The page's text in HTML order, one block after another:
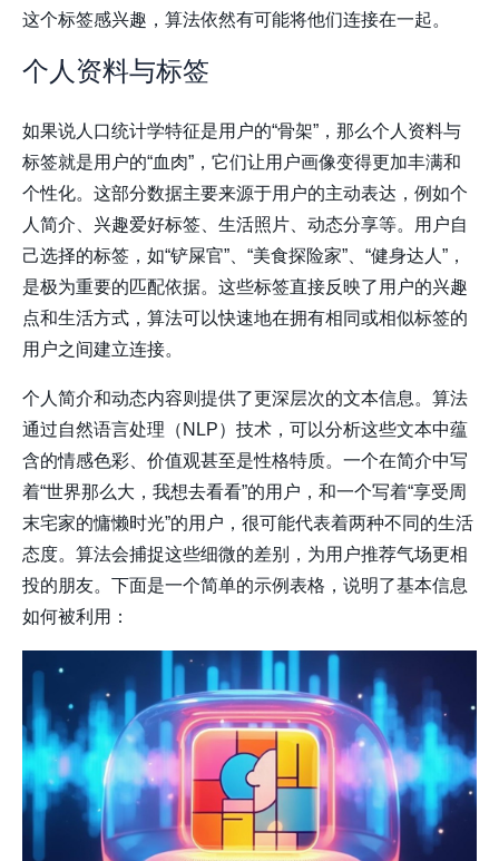
这个标签感兴趣，算法依然有可能将他们连接在一起。
个人资料与标签
如果说人口统计学特征是用户的“骨架”，那么个人资料与
标签就是用户的“血肉”，它们让用户画像变得更加丰满和
个性化。这部分数据主要来源于用户的主动表达，例如个
人简介、兴趣爱好标签、生活照片、动态分享等。用户自
己选择的标签，如“铲屎官”、“美食探险家”、“健身达人”，
是极为重要的匹配依据。这些标签直接反映了用户的兴趣
点和生活方式，算法可以快速地在拥有相同或相似标签的
用户之间建立连接。
个人简介和动态内容则提供了更深层次的文本信息。算法
通过自然语言处理（NLP）技术，可以分析这些文本中蕴
含的情感色彩、价值观甚至是性格特质。一个在简介中写
着“世界那么大，我想去看看”的用户，和一个写着“享受周
末宅家的慵懒时光”的用户，很可能代表着两种不同的生活
态度。算法会捕捉这些细微的差别，为用户推荐气场更相
投的朋友。下面是一个简单的示例表格，说明了基本信息
如何被利用：